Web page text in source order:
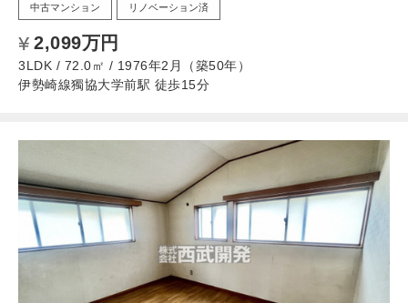
中古マンション リノベーション済
2,099万円
3LDK / 72.0㎡ / 1976年2月（築50年）
伊勢崎線獨協大学前駅 徒歩15分